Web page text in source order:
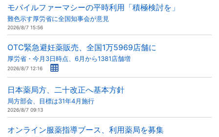
モバイルファーマシーの平時利用「積極検討を」
難色示す厚労省に全国知事会が意見
2026/8/7 15:56
OTC緊急避妊薬販売、全国1万5969店舗に
厚労省・今月3日時点、6月から1381店舗増
2026/8/7 12:16
日本薬局方、二十改正へ基本方針
局方部会、目標は31年4月施行
2026/8/7 09:13
オンライン服薬指導ブース、利用薬局を募集